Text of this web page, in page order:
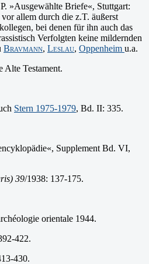
»Ausgewählte Briefe«, Stuttgart:
allem durch die z.T. äußerst
bei denen für ihn auch das
Verfolgten keine mildernden
Bravmann, Leslau, Oppenheim u.a.
Alte Testament.
Stern 1975-1979, Bd. II: 335.
Supplement Bd. VI,
39/1938: 137-175.
orientale 1944.
422.
430.